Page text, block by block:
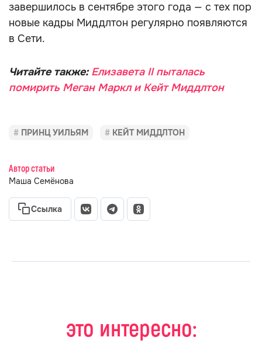
завершилось в сентябре этого года — с тех пор
новые кадры Миддлтон регулярно появляются
в Сети.
Читайте также: Елизавета II пыталась
помирить Меган Маркл и Кейт Миддлтон
ПРИНЦ УИЛЬЯМ КЕЙТ МИДДЛТОН
Автор статьи
Маша Семёнова
Ссылка
это интересно: